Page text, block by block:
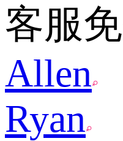
客服
Allen
Ryan